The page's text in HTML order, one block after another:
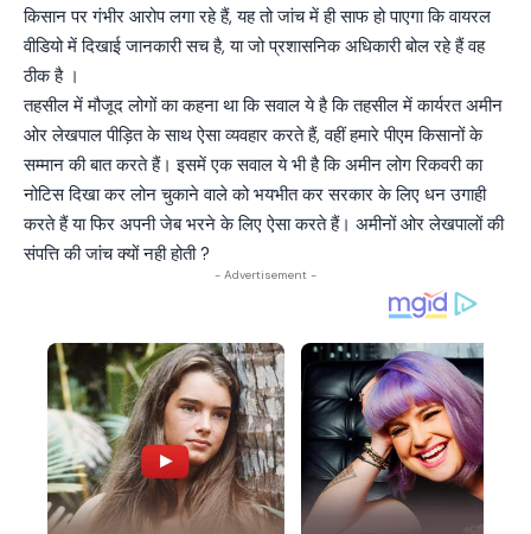
किसान पर गंभीर आरोप लगा रहे हैं, यह तो जांच में ही साफ हो पाएगा कि वायरल
वीडियो में दिखाई जानकारी सच है, या जो प्रशासनिक अधिकारी बोल रहे हैं वह
ठीक है ।
तहसील में मौजूद लोगों का कहना था कि सवाल ये है कि तहसील में कार्यरत अमीन
ओर लेखपाल पीड़ित के साथ ऐसा व्यवहार करते हैं, वहीं हमारे पीएम किसानों के
सम्मान की बात करते हैं। इसमें एक सवाल ये भी है कि अमीन लोग रिकवरी का
नोटिस दिखा कर लोन चुकाने वाले को भयभीत कर सरकार के लिए धन उगाही
करते हैं या फिर अपनी जेब भरने के लिए ऐसा करते हैं। अमीनों ओर लेखपालों की
संपत्ति की जांच क्यों नही होती ?
- Advertisement -